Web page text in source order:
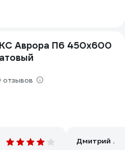
Аврора П6 450x600
отзывов
Дмитрий .